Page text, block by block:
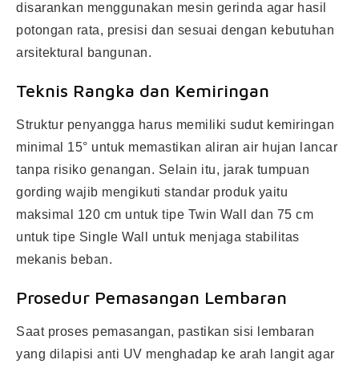
disarankan menggunakan mesin gerinda agar hasil
potongan rata, presisi dan sesuai dengan kebutuhan
arsitektural bangunan.
Teknis Rangka dan Kemiringan
Struktur penyangga harus memiliki sudut kemiringan
minimal 15° untuk memastikan aliran air hujan lancar
tanpa risiko genangan. Selain itu, jarak tumpuan
gording wajib mengikuti standar produk yaitu
maksimal 120 cm untuk tipe Twin Wall dan 75 cm
untuk tipe Single Wall untuk menjaga stabilitas
mekanis beban.
Prosedur Pemasangan Lembaran
Saat proses pemasangan, pastikan sisi lembaran
yang dilapisi anti UV menghadap ke arah langit agar